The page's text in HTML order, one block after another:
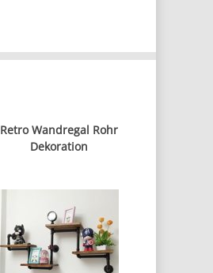
Retro Wandregal Rohr
Dekoration